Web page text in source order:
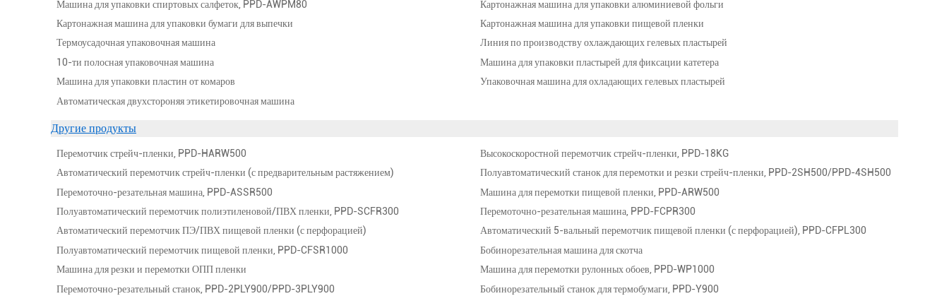
Машина для упаковки спиртовых салфеток, PPD-AWPM80
Картонажная машина для упаковки алюминиевой фольги
Картонажная машина для упаковки бумаги для выпечки
Картонажная машина для упаковки пищевой пленки
Термоусадочная упаковочная машина
Линия по производству охлаждающих гелевых пластырей
10-ти полосная упаковочная машина
Машина для упаковки пластырей для фиксации катетера
Машина для упаковки пластин от комаров
Упаковочная машина для охладающих гелевых пластырей
Автоматическая двухстороняя этикетировочная машина
Другие продукты
Перемотчик стрейч-пленки, PPD-HARW500
Высокоскоростной перемотчик стрейч-пленки, PPD-18KG
Автоматический перемотчик стрейч-пленки (с предварительным растяжением)
Полуавтоматический станок для перемотки и резки стрейч-пленки, PPD-2SH500/PPD-4SH500
Перемоточно-резательная машина, PPD-ASSR500
Машина для перемотки пищевой пленки, PPD-ARW500
Полуавтоматический перемотчик полиэтиленовой/ПВХ пленки, PPD-SCFR300
Перемоточно-резательная машина, PPD-FCPR300
Автоматический перемотчик ПЭ/ПВХ пищевой пленки (с перфорацией)
Автоматический 5-вальный перемотчик пищевой пленки (с перфорацией), PPD-CFPL300
Полуавтоматический перемотчик пищевой пленки, PPD-CFSR1000
Бобинорезательная машина для скотча
Машина для резки и перемотки ОПП пленки
Машина для перемотки рулонных обоев, PPD-WP1000
Перемоточно-резательный станок, PPD-2PLY900/PPD-3PLY900
Бобинорезательный станок для термобумаги, PPD-Y900